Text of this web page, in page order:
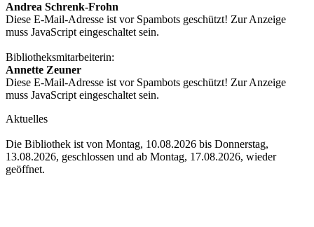
Andrea Schrenk-Frohn
Diese E-Mail-Adresse ist vor Spambots geschützt! Zur Anzeige
muss JavaScript eingeschaltet sein.
Bibliotheksmitarbeiterin:
Annette Zeuner
Diese E-Mail-Adresse ist vor Spambots geschützt! Zur Anzeige
muss JavaScript eingeschaltet sein.
Aktuelles
Die Bibliothek ist von Montag, 10.08.2026 bis Donnerstag,
13.08.2026, geschlossen und ab Montag, 17.08.2026, wieder
geöffnet.